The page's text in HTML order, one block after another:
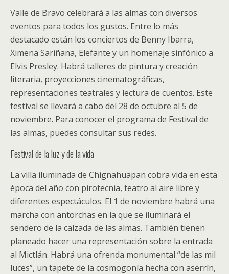
Valle de Bravo celebrará a las almas con diversos
eventos para todos los gustos. Entre lo más
destacado están los conciertos de Benny Ibarra,
Ximena Sariñana, Elefante y un homenaje sinfónico a
Elvis Presley. Habrá talleres de pintura y creación
literaria, proyecciones cinematográficas,
representaciones teatrales y lectura de cuentos. Este
festival se llevará a cabo del 28 de octubre al 5 de
noviembre. Para conocer el programa de Festival de
las almas, puedes consultar sus redes.
Festival de la luz y de la vida
La villa iluminada de Chignahuapan cobra vida en esta
época del año con pirotecnia, teatro al aire libre y
diferentes espectáculos. El 1 de noviembre habrá una
marcha con antorchas en la que se iluminará el
sendero de la calzada de las almas. También tienen
planeado hacer una representación sobre la entrada
al Mictlán. Habrá una ofrenda monumental “de las mil
luces”, un tapete de la cosmogonía hecha con aserrín,